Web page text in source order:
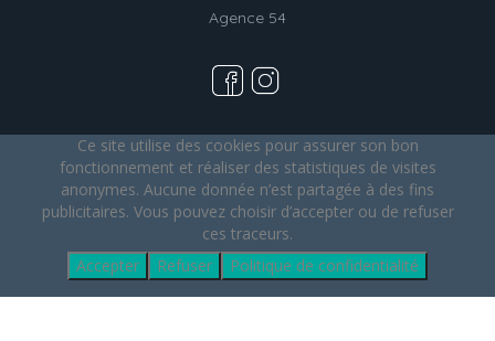
Agence 54
Ce site utilise des cookies pour assurer son bon
fonctionnement et réaliser des statistiques de visites
anonymes. Aucune donnée n’est partagée à des fins
publicitaires. Vous pouvez choisir d’accepter ou de refuser
ces traceurs.
Accepter
Refuser Politique de confidentialité